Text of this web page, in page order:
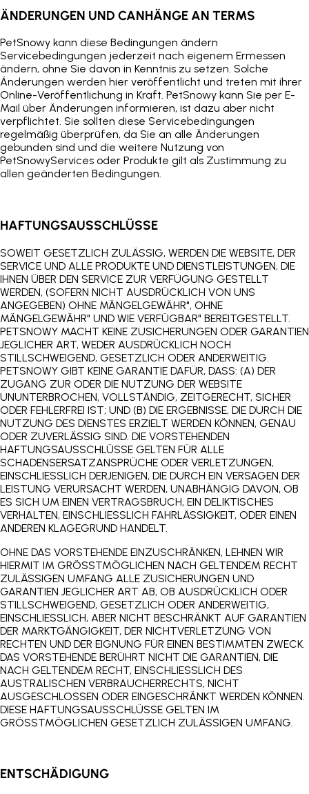
ÄNDERUNGEN UND CANHÄNGE AN TERMS
PetSnowy kann diese Bedingungen ändern
Servicebedingungen jederzeit nach eigenem Ermessen
ändern, ohne Sie davon in Kenntnis zu setzen. Solche
Änderungen werden hier veröffentlicht und treten mit ihrer
Online-Veröffentlichung in Kraft. PetSnowy kann Sie per E-
Mail über Änderungen informieren, ist dazu aber nicht
verpflichtet. Sie sollten diese Servicebedingungen
regelmäßig überprüfen, da Sie an alle Änderungen
gebunden sind und die weitere Nutzung von
PetSnowyServices oder Produkte gilt als Zustimmung zu
allen geänderten Bedingungen.
HAFTUNGSAUSSCHLÜSSE
SOWEIT GESETZLICH ZULÄSSIG, WERDEN DIE WEBSITE, DER
SERVICE UND ALLE PRODUKTE UND DIENSTLEISTUNGEN, DIE
IHNEN ÜBER DEN SERVICE ZUR VERFÜGUNG GESTELLT
WERDEN, (SOFERN NICHT AUSDRÜCKLICH VON UNS
ANGEGEBEN) OHNE MÄNGELGEWÄHR", OHNE
MÄNGELGEWÄHR" UND WIE VERFÜGBAR" BEREITGESTELLT.
PETSNOWY MACHT KEINE ZUSICHERUNGEN ODER GARANTIEN
JEGLICHER ART, WEDER AUSDRÜCKLICH NOCH
STILLSCHWEIGEND, GESETZLICH ODER ANDERWEITIG.
PETSNOWY GIBT KEINE GARANTIE DAFÜR, DASS: (A) DER
ZUGANG ZUR ODER DIE NUTZUNG DER WEBSITE
UNUNTERBROCHEN, VOLLSTÄNDIG, ZEITGERECHT, SICHER
ODER FEHLERFREI IST; UND (B) DIE ERGEBNISSE, DIE DURCH DIE
NUTZUNG DES DIENSTES ERZIELT WERDEN KÖNNEN, GENAU
ODER ZUVERLÄSSIG SIND. DIE VORSTEHENDEN
HAFTUNGSAUSSCHLÜSSE GELTEN FÜR ALLE
SCHADENSERSATZANSPRÜCHE ODER VERLETZUNGEN,
EINSCHLIESSLICH DERJENIGEN, DIE DURCH EIN VERSAGEN DER
LEISTUNG VERURSACHT WERDEN, UNABHÄNGIG DAVON, OB
ES SICH UM EINEN VERTRAGSBRUCH, EIN DELIKTISCHES
VERHALTEN, EINSCHLIESSLICH FAHRLÄSSIGKEIT, ODER EINEN
ANDEREN KLAGEGRUND HANDELT.
OHNE DAS VORSTEHENDE EINZUSCHRÄNKEN, LEHNEN WIR
HIERMIT IM GRÖSSTMÖGLICHEN NACH GELTENDEM RECHT
ZULÄSSIGEN UMFANG ALLE ZUSICHERUNGEN UND
GARANTIEN JEGLICHER ART AB, OB AUSDRÜCKLICH ODER
STILLSCHWEIGEND, GESETZLICH ODER ANDERWEITIG,
EINSCHLIESSLICH, ABER NICHT BESCHRÄNKT AUF GARANTIEN
DER MARKTGÄNGIGKEIT, DER NICHTVERLETZUNG VON
RECHTEN UND DER EIGNUNG FÜR EINEN BESTIMMTEN ZWECK.
DAS VORSTEHENDE BERÜHRT NICHT DIE GARANTIEN, DIE
NACH GELTENDEM RECHT, EINSCHLIESSLICH DES
AUSTRALISCHEN VERBRAUCHERRECHTS, NICHT
AUSGESCHLOSSEN ODER EINGESCHRÄNKT WERDEN KÖNNEN.
DIESE HAFTUNGSAUSSCHLÜSSE GELTEN IM
GRÖSSTMÖGLICHEN GESETZLICH ZULÄSSIGEN UMFANG.
ENTSCHÄDIGUNG